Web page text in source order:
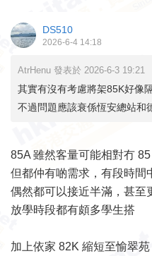
DS510
2026-6-4 14:18
AtrHenu 發表於 2026-6-3 19:21
其實有沒有考慮將架85K好像
不過問題應該衰係恆安總站和
85A 雖然客量可能相對冇
但都仲有啲需求，有段時間
偶然都可以接近半滿，甚至
放學時段都有頗多學生搭
加上依家 82K 縮短至愉翠苑